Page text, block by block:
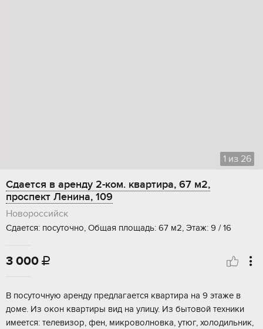
1 из 26
Сдается в аренду 2-ком. квартира, 67 м2,
проспект Ленина, 109
Новороссийск
Сдается: посуточно, Общая площадь: 67 м2, Этаж: 9 / 16
3 000 
В посуточную аренду предлагается квартира на 9 этаже в
доме. Из окон квартиры вид на улицу. Из бытовой техники
имеется: телевизор, фен, микроволновка, утюг, холодильник,